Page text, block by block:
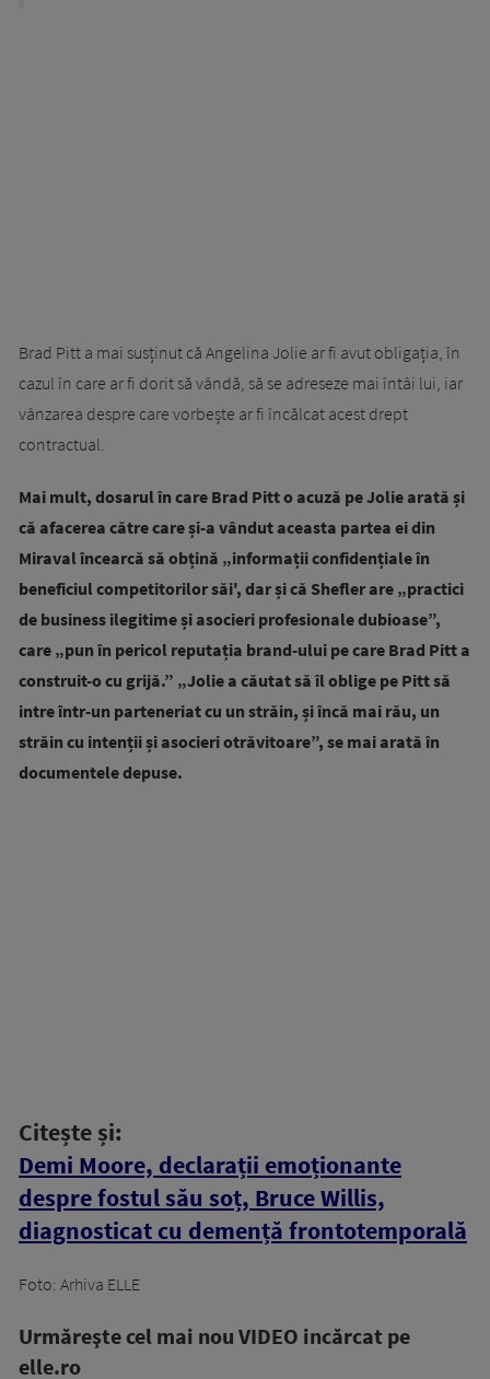
Brad Pitt a mai susținut că Angelina Jolie ar fi avut obligația, în
cazul în care ar fi dorit să vândă, să se adreseze mai întâi lui, iar
vânzarea despre care vorbește ar fi încălcat acest drept
contractual.
Mai mult, dosarul în care Brad Pitt o acuză pe Jolie arată și
că afacerea către care și-a vândut aceasta partea ei din
Miraval încearcă să obțină „informații confidențiale în
beneficiul competitorilor săi', dar și că Shefler are „practici
de business ilegitime și asocieri profesionale dubioase”,
care „pun în pericol reputația brand-ului pe care Brad Pitt a
construit-o cu grijă.” „Jolie a căutat să îl oblige pe Pitt să
intre într-un parteneriat cu un străin, și încă mai rău, un
străin cu intenții și asocieri otrăvitoare”, se mai arată în
documentele depuse.
Citește și:
Demi Moore, declarații emoționante
despre fostul său soț, Bruce Willis,
diagnosticat cu demență frontotemporală
Foto: Arhiva ELLE
Urmăreşte cel mai nou VIDEO incărcat pe
elle.ro